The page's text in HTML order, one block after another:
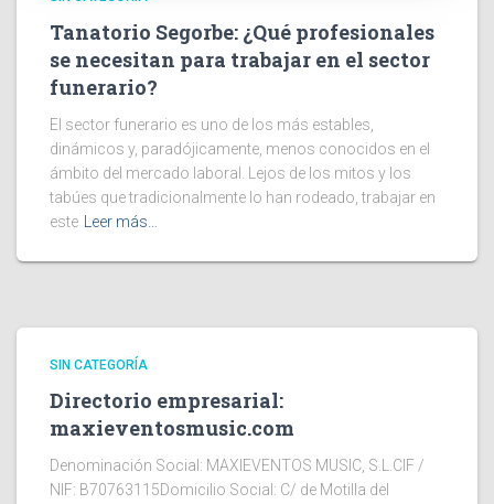
Tanatorio Segorbe: ¿Qué profesionales
se necesitan para trabajar en el sector
funerario?
El sector funerario es uno de los más estables,
dinámicos y, paradójicamente, menos conocidos en el
ámbito del mercado laboral. Lejos de los mitos y los
tabúes que tradicionalmente lo han rodeado, trabajar en
este
Leer más…
SIN CATEGORÍA
Directorio empresarial:
maxieventosmusic.com
Denominación Social: MAXIEVENTOS MUSIC, S.L.CIF /
NIF: B70763115Domicilio Social: C/ de Motilla del